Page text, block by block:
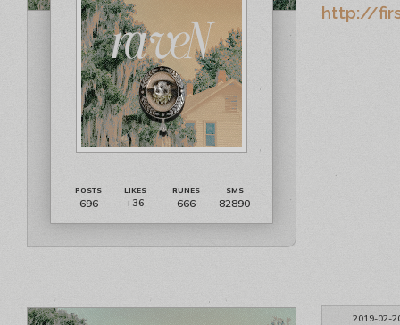
696 +36 666 82890
http://
2019-02-